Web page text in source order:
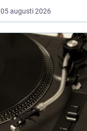
Många företag söker
miljöer som stärker
och arbetsglädje, och
där är Dalarnas
kombination av kultur, ...
05 augusti 2026